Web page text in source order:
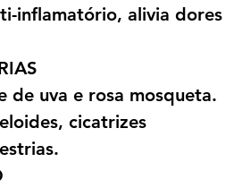
inflamatório, alivia dores
de uva e rosa mosqueta.
cicatrizes